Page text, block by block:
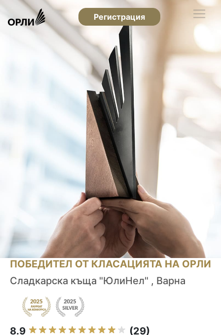
Регистрация
ПОБЕДИТЕЛ ОТ КЛАСАЦИЯТА НА ОРЛИ
Сладкарска къща "ЮлиНел" , Варна
8.9 (29)